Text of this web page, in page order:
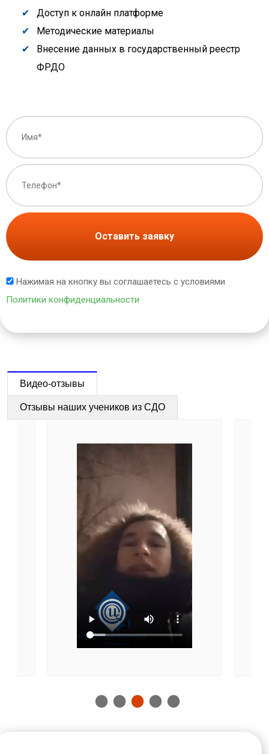
Доступ к онлайн платформе
Методические материалы
Внесение данных в государственный реестр
ФРДО
Оставить заявку
Нажимая на кнопку вы соглашаетесь с условиями
Политики конфиденциальности
Видео-отзывы
Отзывы наших учеников из СДО